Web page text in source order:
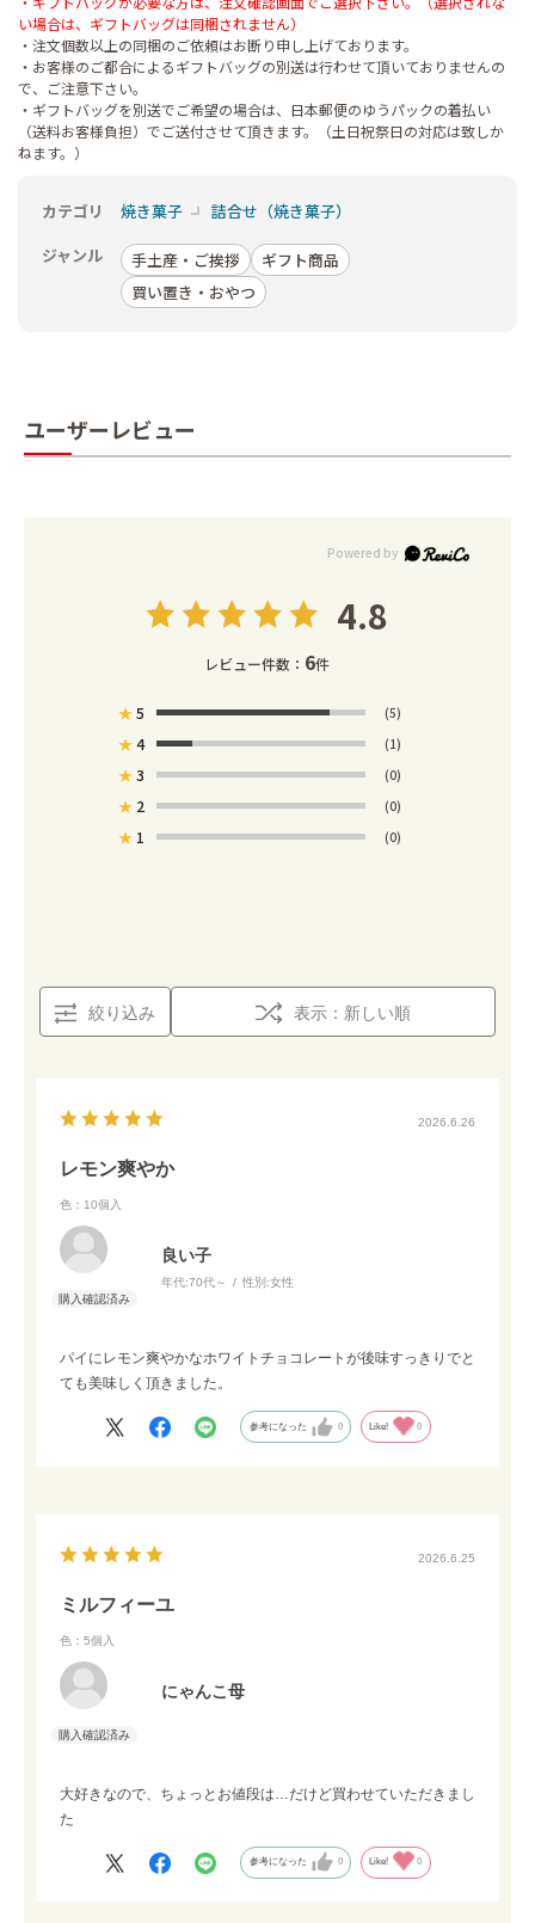
い場合は、ギフトバッグは同梱されません）
・注文個数以上の同梱のご依頼はお断り申し上げております。
・お客様のご都合によるギフトバッグの別送は行わせて頂いておりませんの
で、ご注意下さい。
・ギフトバッグを別送でご希望の場合は、日本郵便のゆうパックの着払い
（送料お客様負担）でご送付させて頂きます。（土日祝祭日の対応は致しか
ねます。）
カテゴリ 焼き菓子
詰合せ（焼き菓子）
ジャンル
手土産・ご挨拶
ギフト商品
買い置き・おやつ
ユーザーレビュー
4.8
レビュー件数： 6件
★5 (5)
★4 (1)
★3 (0)
★ 2 (0)
★ 1 (0)
絞り込み 表示：新しい順
2026.6.26
レモン爽やか
色：10個入
良い子
年代:70代～ 性別:女性
パイにレモン爽やかなホワイトチョコレートが後味すっきりでと
ても美味しく頂きました。
参考になった 0 Like! 0
2026.6.25
ミルフィーユ
色：5個入
にゃんこ母
大好きなので、ちょっとお値段は…だけど買わせていただきまし
た
参考になった 0 Like! 0